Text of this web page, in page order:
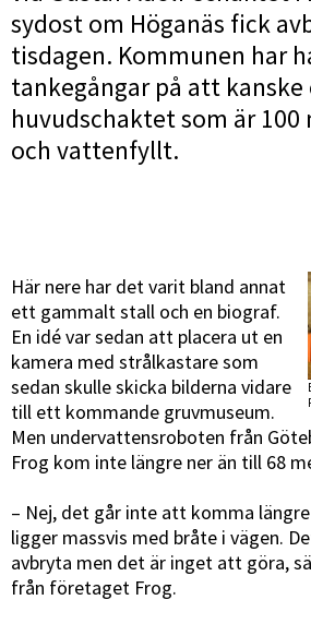
sydost om Höganäs fick
tisdagen. Kommunen har
tankegångar på att kanske
huvudschaktet som är
och vattenfyllt.
Här nere har det varit bland annat
ett gammalt stall och en biograf.
En idé var sedan att placera ut en
kamera med strålkastare som
sedan skulle skicka bilderna vidare
till ett kommande gruvmuseum.
Men undervattensroboten från
Frog kom inte längre ner än till 68
– Nej, det går inte att komma
ligger massvis med bråte i vägen.
avbryta men det är inget att göra,
från företaget Frog.